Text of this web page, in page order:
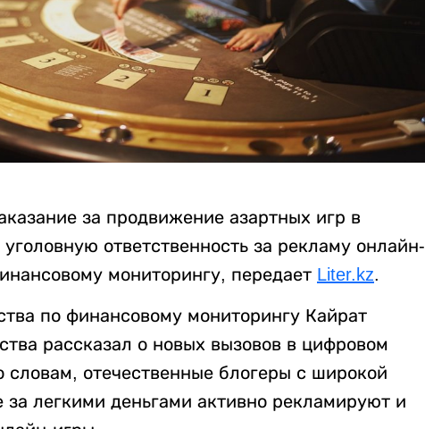
за продвижение азартных игр в
ответственность за рекламу онлайн-
мониторингу, передает Liter.kz.
по финансовому мониторингу Кайрат
рассказал о новых вызовов в цифровом
словам, отечественные блогеры с широкой
за легкими деньгами активно рекламируют и